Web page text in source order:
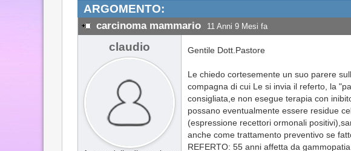
ARGOMENTO:
carcinoma mammario 11 Anni 9 Mesi fa
claudio Gentile Dott.Pastore
Le chiedo cortesemente un suo parere
compagna di cui Le si invia il referto, la
consigliata,e non esegue terapia con
possano eventualmente essere residue
(espressione recettori ormonali
anche come trattamento preventivo se
REFERTO: 55 anni affetta da